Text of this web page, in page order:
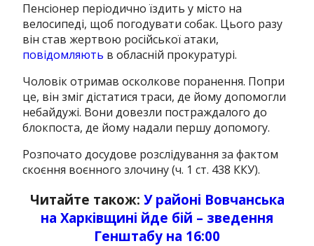
Пенсіонер періодично їздить у місто на
велосипеді, щоб погодувати собак. Цього разу
він став жертвою російської атаки,
повідомляють в обласній прокуратурі.
Чоловік отримав осколкове поранення. Попри
це, він зміг дістатися траси, де йому допомогли
небайдужі. Вони довезли постраждалого до
блокпоста, де йому надали першу допомогу.
Розпочато досудове розслідування за фактом
скоєння воєнного злочину (ч. 1 ст. 438 ККУ).
Читайте також: У районі Вовчанська
на Харківщині йде бій – зведення
Генштабу на 16:00